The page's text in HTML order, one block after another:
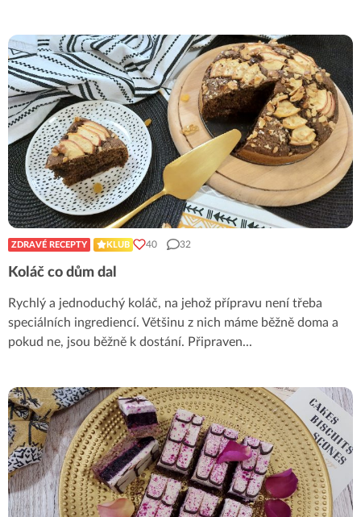
ZDRAVÉ RECEPTY KLUB 40 32
Koláč co dům dal
Rychlý a jednoduchý koláč, na jehož přípravu není třeba
speciálních ingrediencí. Většinu z nich máme běžně doma a
pokud ne, jsou běžně k dostání. Připraven...